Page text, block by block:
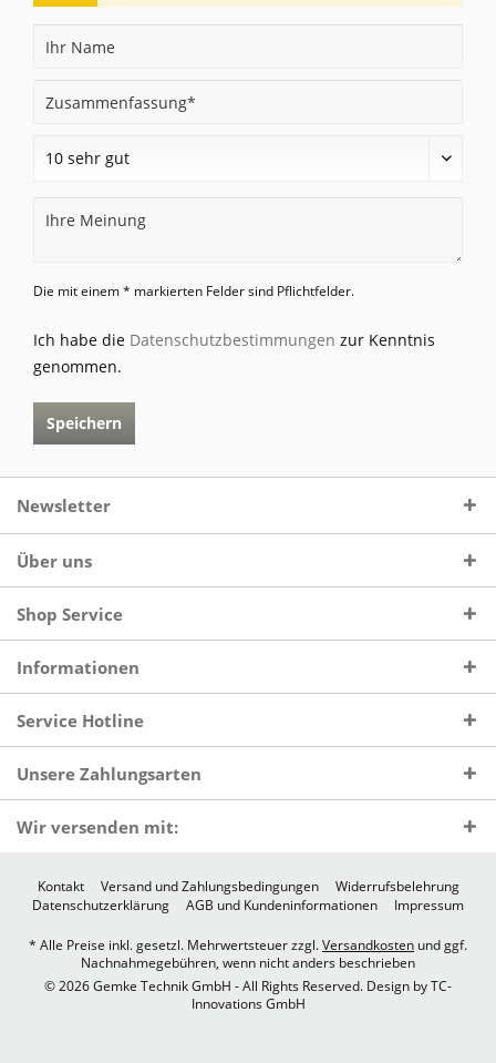
Die mit einem * markierten Felder sind Pflichtfelder.
Ich habe die Datenschutzbestimmungen zur Kenntnis
genommen.
Speichern
Newsletter
Über uns
Shop Service
Informationen
Service Hotline
Unsere Zahlungsarten
Wir versenden mit:
Kontakt Versand und Zahlungsbedingungen
Widerrufsbelehrung
Datenschutzerklärung
AGB und Kundeninformationen Impressum
* Alle Preise inkl. gesetzl. Mehrwertsteuer zzgl.Versandkosten und ggf.
Nachnahmegebühren, wenn nicht anders beschrieben
© 2026 Gemke Technik GmbH - All Rights Reserved. Design byTC-
Innovations GmbH